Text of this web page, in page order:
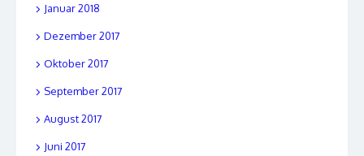
Januar 2018
Dezember 2017
Oktober 2017
September 2017
August 2017
Juni 2017